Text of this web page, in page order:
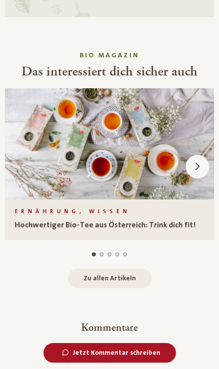
BIO MAGAZIN
Das interessiert dich sicher auch
ERNÄHRUNG, WISSEN
Hochwertiger Bio-Tee aus Österreich: Trink dich fit!
Zu allen Artikeln
Kommentare
Jetzt Kommentar schreiben